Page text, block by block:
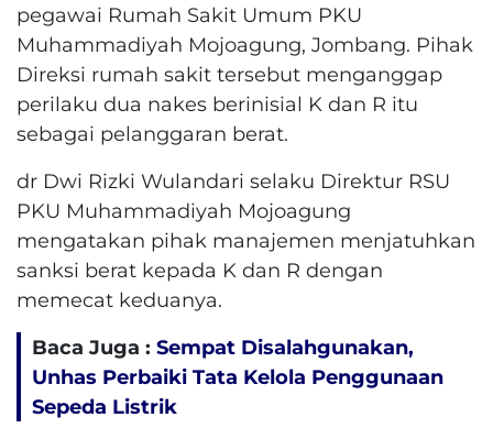
pegawai Rumah Sakit Umum PKU
Muhammadiyah Mojoagung, Jombang. Pihak
Direksi rumah sakit tersebut menganggap
perilaku dua nakes berinisial K dan R itu
sebagai pelanggaran berat.
dr Dwi Rizki Wulandari selaku Direktur RSU
PKU Muhammadiyah Mojoagung
mengatakan pihak manajemen menjatuhkan
sanksi berat kepada K dan R dengan
memecat keduanya.
Baca Juga : Sempat Disalahgunakan,
Unhas Perbaiki Tata Kelola Penggunaan
Sepeda Listrik